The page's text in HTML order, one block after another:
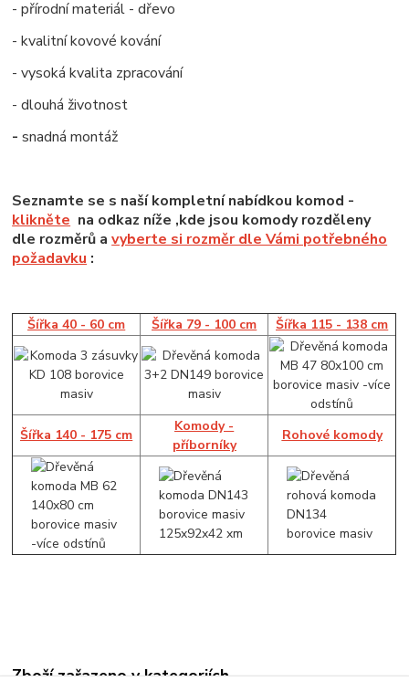
- přírodní materiál - dřevo
- kvalitní kovové kování
- vysoká kvalita zpracování
- dlouhá životnost
-snadná montáž
Seznamte se s naší kompletní nabídkou komod -
klikněte na odkaz níže ,kde jsou komody rozděleny
dle rozměrů avyberte si rozměr dle Vámi potřebného
požadavku :
Šířka 40 - 60 cm Šířka 79 - 100 cm Šířka 115 - 138 cm
Šířka 140 - 175 cm
Komody -
příborníky
Rohové komody
Zboží zařazeno v kategoriích